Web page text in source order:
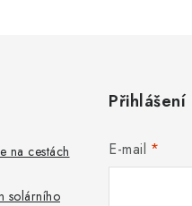
na cestách
solárního
Přihlášení
E-mail